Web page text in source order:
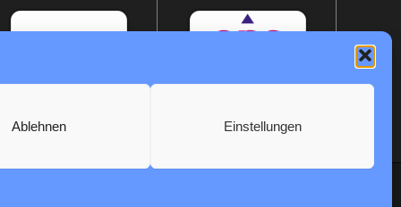
Ablehnen Einstellungen